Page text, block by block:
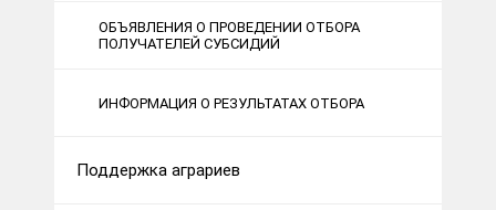
ОБЪЯВЛЕНИЯ О ПРОВЕДЕНИИ ОТБОРА
ПОЛУЧАТЕЛЕЙ СУБСИДИЙ
ИНФОРМАЦИЯ О РЕЗУЛЬТАТАХ ОТБОРА
Поддержка аграриев